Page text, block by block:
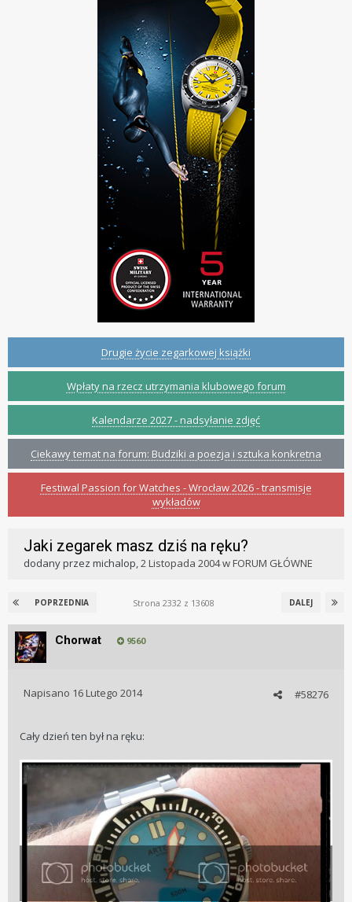
Drugie życie zegarkowej książki
Wpłaty na rzecz utrzymania klubowego forum
Kalendarze 2027 - nadsyłanie zdjęć
Ciekawy temat na forum: Budziki a poezja i sztuka konkretna
Festiwal Passion for Watches - Wrocław 2026 - transmisje
wykładów
Jaki zegarek masz dziś na ręku?
dodany przez michalop,2 Listopada 2004wFORUM GŁÓWNE
POPRZEDNIA DALEJ
Strona 2332 z 13608
Chorwat 9560
#58276
Napisano 16 Lutego 2014
Cały dzień ten był na ręku: